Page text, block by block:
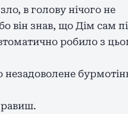
в голову нічого не
він знав, що Дім сам
робило з